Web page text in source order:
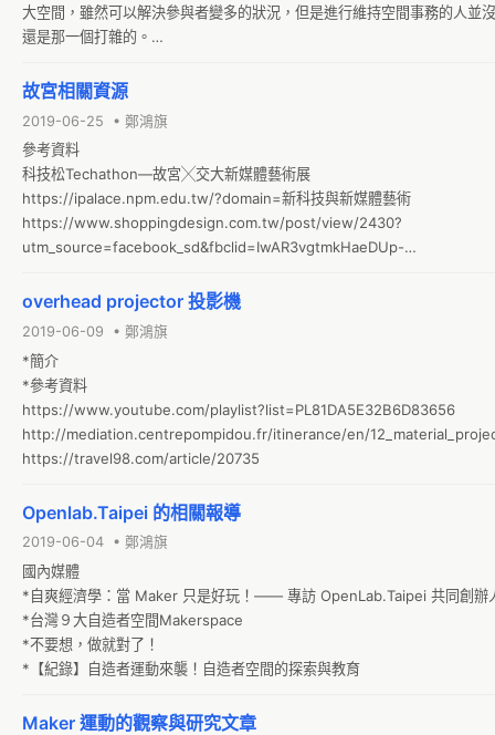
大空間，雖然可以解決參與者變多的狀況，但是進行維持空間事務的人並
還是那一個打雜的。
故宮相關資源
2019-06-25 • 鄭鴻旗
參考資料
科技松Techathon—故宮╳交大新媒體藝術展
https://ipalace.npm.edu.tw/?domain=新科技與新媒體藝術
https://www.shoppingdesign.com.tw/post/view/2430?
utm_source=facebook_sd&fbclid=IwAR3vgtmkHaeDUp-
故宮動畫
overhead projector 投影機
2019-06-09 • 鄭鴻旗
*簡介
*參考資料
https://www.youtube.com/playlist?list=PL81DA5E32B6D83656
http://mediation.centrepompidou.fr/itinerance/en/
https://travel98.com/article/20735
Openlab.Taipei 的相關報導
2019-06-04 • 鄭鴻旗
國內媒體
*自爽經濟學：當 Maker 只是好玩！—— 專訪 OpenLab.Taipei 共同創辦
*台灣９大自造者空間Makerspace
*不要想，做就對了！
*【紀錄】自造者運動來襲！自造者空間的探索與教育
Maker 運動的觀察與研究文章